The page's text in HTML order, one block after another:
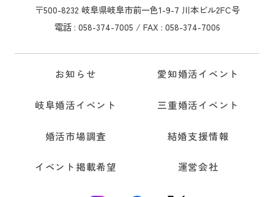
〒500-8232 岐阜県岐阜市前一色1-9-7 川本ビル2FC号
電話 : 058-374-7005 / FAX : 058-374-7006
お知らせ 愛知婚活イベント
岐阜婚活イベント 三重婚活イベント
婚活市場調査 結婚支援情報
イベント掲載希望 運営会社